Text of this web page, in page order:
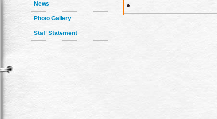
News
Photo Gallery
Staff Statement